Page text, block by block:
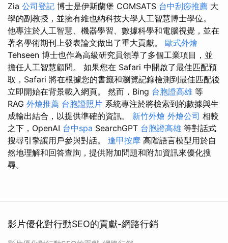
Zia 公司登記 博士是伊斯蘭堡 COMSATS 台中刮痧推薦 大
學的副教授，並擁有維也納科技大學人工智慧博士學位。
他專注於人工智慧、機器學習、數據科學和電腦視覺，並在
著名學術期刊上發表論文做出了重大貢獻。 歐式外燴
Tehseen 博士也作為高級研究員領導了多個工業項目，並
擔任人工智慧顧問。 如果您在 Safari 中開啟了最佳匹配預
取，Safari 將在根據您的書籤和瀏覽記錄檢測到最佳匹配後
立即開始在背景載入網頁。 然而，Bing 台胞證高雄 等
RAG 外燴推薦 台胞證照片 系統專注於將檢索到的數據與生
成輸出結合，以提供準確的資訊。 新竹外燴 外燴公司 相較
之下，OpenAI 台中spa SearchGPT 台胞證高雄 等對話式
搜尋引擎讓用戶參與對話。 逢甲按摩 高階語言模型用於自
然地理解和回答查詢，提供附加問題和附加資訊來優化搜
尋。
影片優化對行動SEO的貢獻-網路行銷